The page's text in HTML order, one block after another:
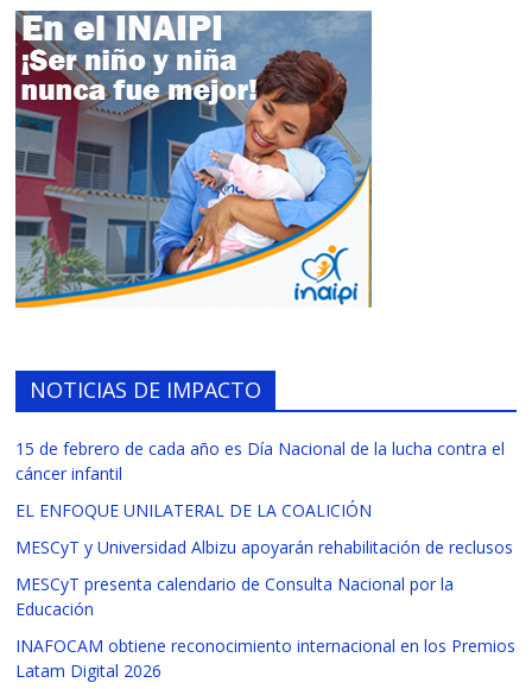
NOTICIAS DE IMPACTO
15 de febrero de cada año es Día Nacional de la lucha contra el
cáncer infantil
EL ENFOQUE UNILATERAL DE LA COALICIÓN
MESCyT y Universidad Albizu apoyarán rehabilitación de reclusos
MESCyT presenta calendario de Consulta Nacional por la
Educación
INAFOCAM obtiene reconocimiento internacional en los Premios
Latam Digital 2026